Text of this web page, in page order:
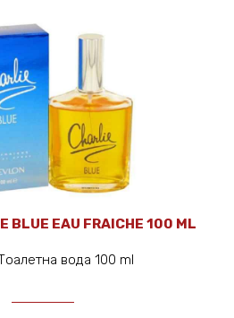
BLUE EAU FRAICHE 100 ML
вода 100 ml